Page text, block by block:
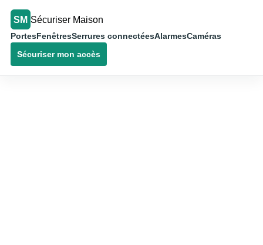
SM Sécuriser Maison
PortesFenêtresSerrures connectéesAlarmesCaméras
Sécuriser mon accès